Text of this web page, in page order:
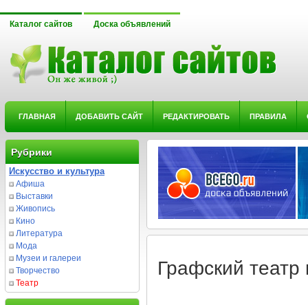
Каталог сайтов Доска объявлений
ГЛАВНАЯ ДОБАВИТЬ САЙТ РЕДАКТИРОВАТЬ ПРАВИЛА
Рубрики
Искусство и культура
Афиша
Выставки
Живопись
Кино
Литература
Мода
Музеи и галереи
Творчество
Театр
Графский театр